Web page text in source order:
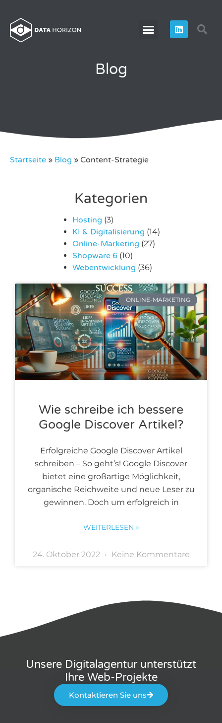
Blog
Startseite » Blog » Content-Strategie
ONLINE-MARKETING
Wie schreibe ich bessere
Google Discover Artikel?
Erfolgreiche Google Discover Artikel
schreiben – So geht’s! Google Discover
bietet eine großartige Möglichkeit,
organische Reichweite und neue Leser zu
gewinnen. Doch um erfolgreich in
WEITERLESEN »
24. Oktober 2022 Keine Kommentare
Kategorien
Hosting (3)
KI & Digitalisierung (14)
Online-Marketing (27)
Shopware 6(10)
Webentwicklung (36)
Unsere Digitalagentur unterstützt
Ihre Web-Projekte
Kontaktieren Sie uns